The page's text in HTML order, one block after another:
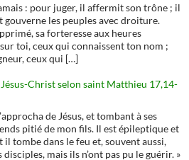
: pour juger, il affermit son trône ; il
gouverne les peuples avec droiture.
sa forteresse aux heures
toi, ceux qui connaissent ton nom ;
ceux qui […]
Christ selon saint Matthieu 17,14-
de Jésus, et tombant à ses
pitié de mon fils. Il est épileptique et
tombe dans le feu et, souvent aussi,
disciples, mais ils n’ont pas pu le guérir. »